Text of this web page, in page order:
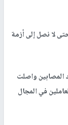
لا نصل إلى أزمة
مارس، لكن أعداد المصابين واصلت
في المجال